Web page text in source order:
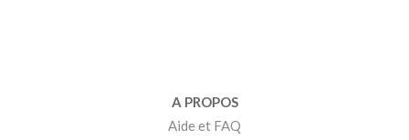
A PROPOS
Aide et FAQ